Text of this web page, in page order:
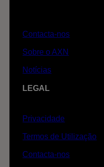
Contacta-nos
Sobre o AXN
Notícias
LEGAL
Privacidade
Termos de Utilização
Contacta-nos